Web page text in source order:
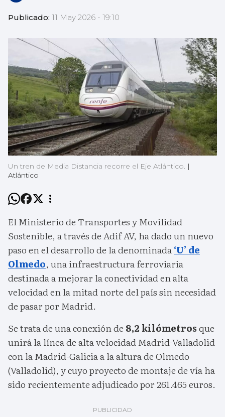
Publicado: 11 May 2026 - 19:10
Un tren de Media Distancia recorre el Eje Atlántico. |
Atlántico
El Ministerio de Transportes y Movilidad
Sostenible, a través de Adif AV, ha dado un nuevo
paso en el desarrollo de la denominada‘U’ de
Olmedo, una infraestructura ferroviaria
destinada a mejorar la conectividad en alta
velocidad en la mitad norte del país sin necesidad
de pasar por Madrid.
Se trata de una conexión de 8,2 kilómetrosque
unirá la línea de alta velocidad Madrid-Valladolid
con la Madrid-Galicia a la altura de Olmedo
(Valladolid), y cuyo proyecto de montaje de vía ha
sido recientemente adjudicado por 261.465 euros.